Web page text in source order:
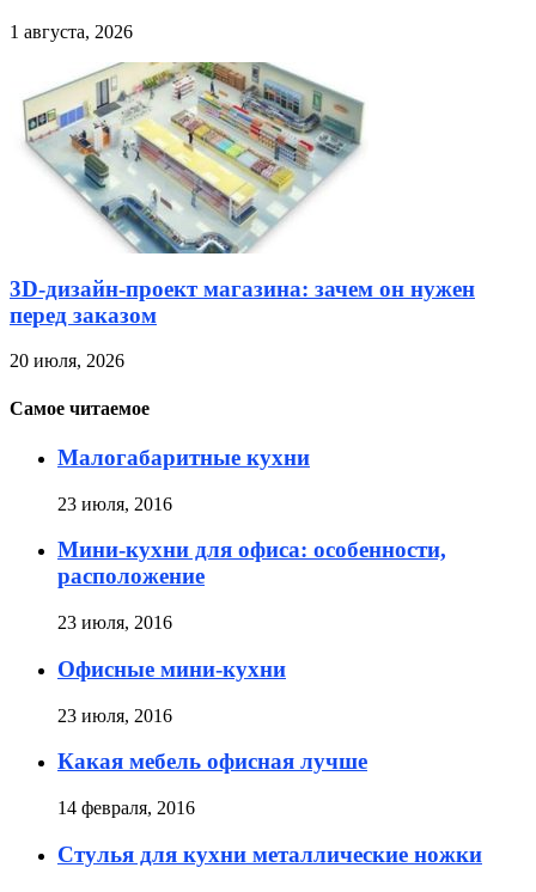
1 августа, 2026
3D-дизайн-проект магазина: зачем он нужен
перед заказом
20 июля, 2026
Самое читаемое
Малогабаритные кухни
23 июля, 2016
Мини-кухни для офиса: особенности,
расположение
23 июля, 2016
Офисные мини-кухни
23 июля, 2016
Какая мебель офисная лучше
14 февраля, 2016
Стулья для кухни металлические ножки